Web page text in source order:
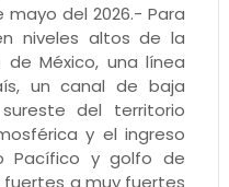
del 2026.- Para
niveles altos de la
México, una línea
un canal de baja
del territorio
y el ingreso
Pacífico y golfo de
fuertes a muy fuertes